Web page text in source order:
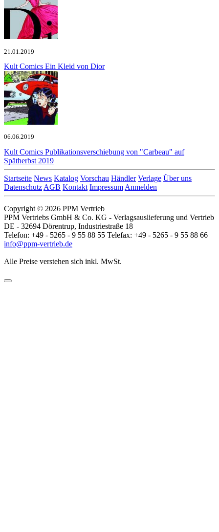
21.01.2019
Kult Comics Ein Kleid von Dior
06.06.2019
Kult Comics Publikationsverschiebung von "Carbeau" auf
Spätherbst 2019
Startseite News Katalog Vorschau Händler Verlage Über uns
Datenschutz AGB Kontakt Impressum Anmelden
Copyright © 2026 PPM Vertrieb
PPM Vertriebs GmbH & Co. KG - Verlagsauslieferung und Vertrieb
DE - 32694 Dörentrup, Industriestraße 18
Telefon: +49 - 5265 - 9 55 88 55 Telefax: +49 - 5265 - 9 55 88 66
info@ppm-vertrieb.de
Alle Preise verstehen sich inkl. MwSt.